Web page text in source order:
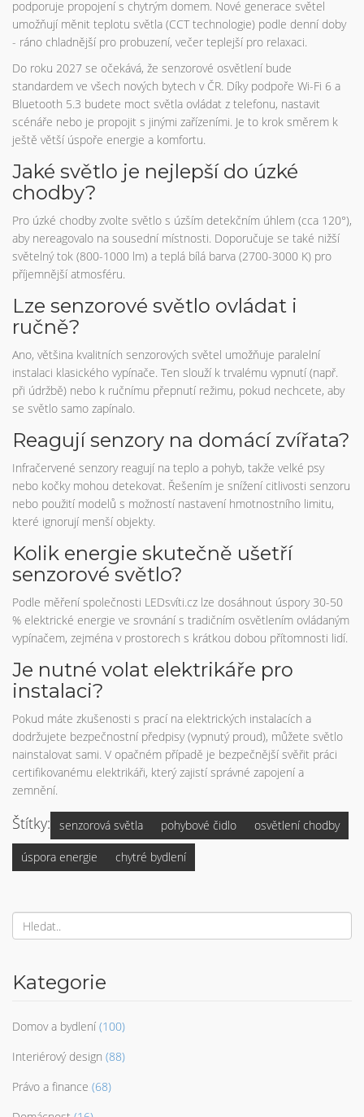
podporuje propojení s chytrým domem. Nové generace světel
umožňují měnit teplotu světla (CCT technologie) podle denní doby
- ráno chladnější pro probuzení, večer teplejší pro relaxaci.
Do roku 2027 se očekává, že senzorové osvětlení bude
standardem ve všech nových bytech v ČR. Díky podpoře Wi-Fi 6 a
Bluetooth 5.3 budete moct světla ovládat z telefonu, nastavit
scénáře nebo je propojit s jinými zařízeními. Je to krok směrem k
ještě větší úspoře energie a komfortu.
Jaké světlo je nejlepší do úzké
chodby?
Pro úzké chodby zvolte světlo s úzším detekčním úhlem (cca 120°),
aby nereagovalo na sousední místnosti. Doporučuje se také nižší
světelný tok (800-1000 lm) a teplá bílá barva (2700-3000 K) pro
příjemnější atmosféru.
Lze senzorové světlo ovládat i
ručně?
Ano, většina kvalitních senzorových světel umožňuje paralelní
instalaci klasického vypínače. Ten slouží k trvalému vypnutí (např.
při údržbě) nebo k ručnímu přepnutí režimu, pokud nechcete, aby
se světlo samo zapínalo.
Reagují senzory na domácí zvířata?
Infračervené senzory reagují na teplo a pohyb, takže velké psy
nebo kočky mohou detekovat. Řešením je snížení citlivosti senzoru
nebo použití modelů s možností nastavení hmotnostního limitu,
které ignorují menší objekty.
Kolik energie skutečně ušetří
senzorové světlo?
Podle měření společnosti LEDsvíti.cz lze dosáhnout úspory 30-50
% elektrické energie ve srovnání s tradičním osvětlením ovládaným
vypínačem, zejména v prostorech s krátkou dobou přítomnosti lidí.
Je nutné volat elektrikáře pro
instalaci?
Pokud máte zkušenosti s prací na elektrických instalacích a
dodržujete bezpečnostní předpisy (vypnutý proud), můžete světlo
nainstalovat sami. V opačném případě je bezpečnější svěřit práci
certifikovanému elektrikáři, který zajistí správné zapojení a
zemnění.
Štítky: senzorová světla pohybové čidlo osvětlení chodby
úspora energie chytré bydlení
Kategorie
Domov a bydlení (100)
Interiérový design (88)
Právo a finance (68)